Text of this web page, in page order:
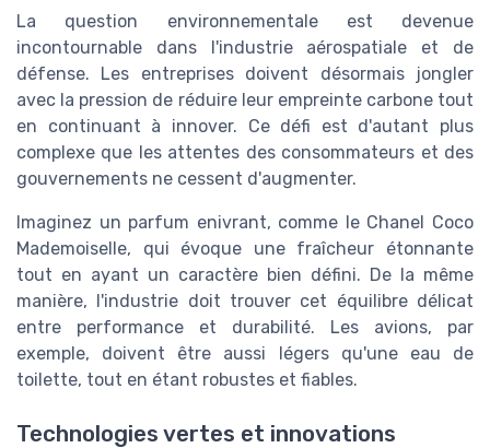
La question environnementale est devenue
incontournable dans l'industrie aérospatiale et de
défense. Les entreprises doivent désormais jongler
avec la pression de réduire leur empreinte carbone tout
en continuant à innover. Ce défi est d'autant plus
complexe que les attentes des consommateurs et des
gouvernements ne cessent d'augmenter.
Imaginez un parfum enivrant, comme le Chanel Coco
Mademoiselle, qui évoque une fraîcheur étonnante
tout en ayant un caractère bien défini. De la même
manière, l'industrie doit trouver cet équilibre délicat
entre performance et durabilité. Les avions, par
exemple, doivent être aussi légers qu'une eau de
toilette, tout en étant robustes et fiables.
Technologies vertes et innovations